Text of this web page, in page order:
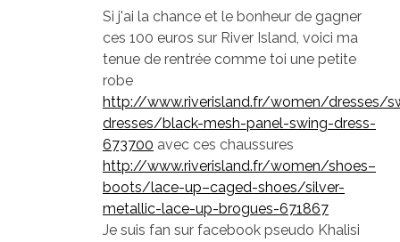
Si j'ai la chance et le bonheur de gagner
ces 100 euros sur River Island, voici ma
tenue de rentrée comme toi une petite
robe
http://www.riverisland.fr/women/dresses/
dresses/black-mesh-panel-swing-dress-
673700 avec ces chaussures
http://www.riverisland.fr/women/shoes–
boots/lace-up–caged-shoes/silver-
metallic-lace-up-brogues-671867
Je suis fan sur facebook pseudo Khalisi